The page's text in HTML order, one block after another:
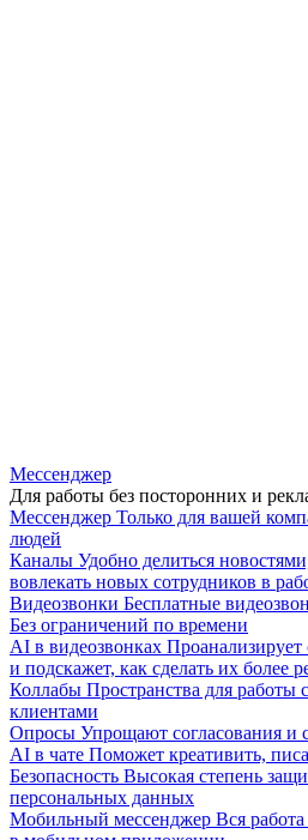
Мессенджер
Для работы без посторонних и
Мессенджер Только для вашей
людей
Каналы Удобно делиться
вовлекать новых сотрудников в
Видеозвонки Бесплатные
Без ограничений по времени
AI в видеозвонках
и подскажет, как сделать их более
Коллабы Пространства для
клиентами
Опросы Упрощают согласования и
AI в чате Поможет креативить,
Безопасность Высокая степень
персональных данных
Мобильный мессенджер Вся